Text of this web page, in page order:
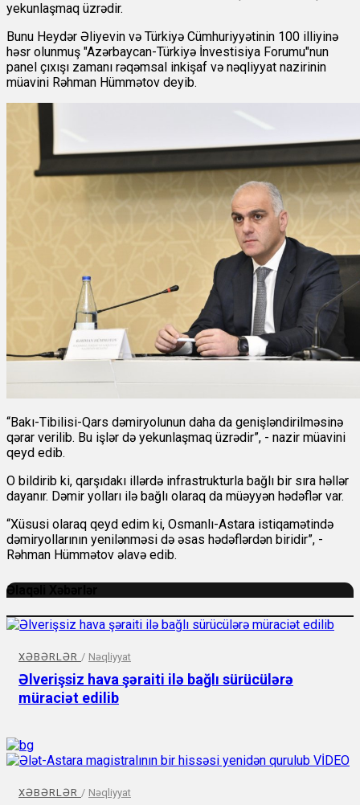
yekunlaşmaq üzrədir.
Bunu Heydər Əliyevin və Türkiyə Cümhuriyyətinin 100 illiyinə
həsr olunmuş "Azərbaycan-Türkiyə İnvestisiya Forumu"nun
panel çıxışı zamanı rəqəmsal inkişaf və nəqliyyat nazirinin
müavini Rəhman Hümmətov deyib.
“Bakı-Tibilisi-Qars dəmiryolunun daha da genişləndirilməsinə
qərar verilib. Bu işlər də yekunlaşmaq üzrədir”, - nazir müavini
qeyd edib.
O bildirib ki, qarşıdakı illərdə infrastrukturla bağlı bir sıra həllər
dayanır. Dəmir yolları ilə bağlı olaraq da müəyyən hədəflər var.
“Xüsusi olaraq qeyd edim ki, Osmanlı-Astara istiqamətində
dəmiryollarının yenilənməsi də əsas hədəflərdən biridir”, -
Rəhman Hümmətov əlavə edib.
Əlaqəli Xəbərlər
XƏBƏRLƏR / Nəqliyyat
Əlverişsiz hava şəraiti ilə bağlı sürücülərə
müraciət edilib
XƏBƏRLƏR / Nəqliyyat